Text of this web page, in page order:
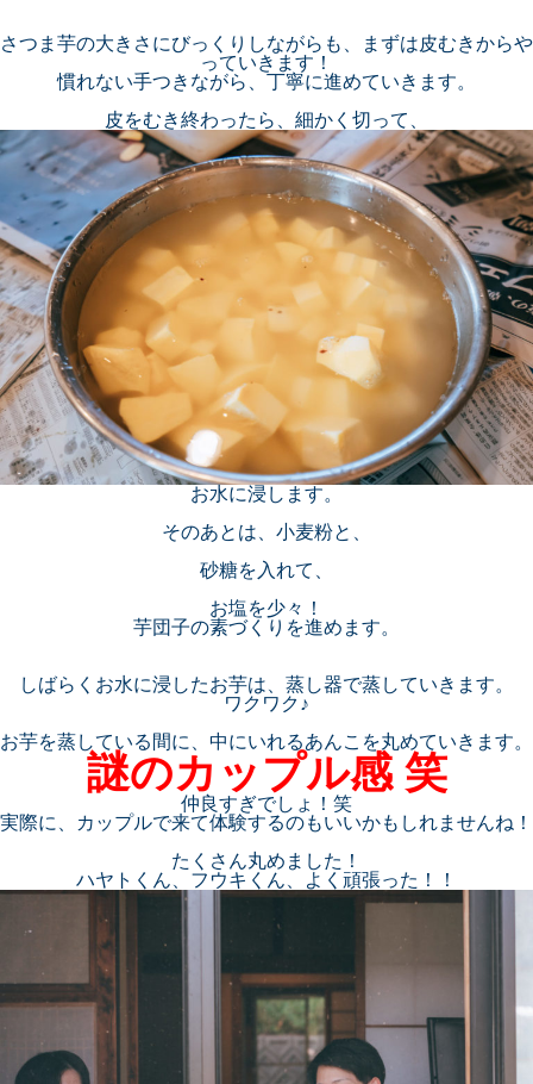
さつま芋の大きさにびっくりしながらも、まずは皮むきからや
っていきます！
慣れない手つきながら、丁寧に進めていきます。
皮をむき終わったら、細かく切って、
お水に浸します。
そのあとは、小麦粉と、
砂糖を入れて、
お塩を少々！
芋団子の素づくりを進めます。
しばらくお水に浸したお芋は、蒸し器で蒸していきます。
ワクワク♪
お芋を蒸している間に、中にいれるあんこを丸めていきます。
謎のカップル感 笑
仲良すぎでしょ！笑
実際に、カップルで来て体験するのもいいかもしれませんね！
たくさん丸めました！
ハヤトくん、フウキくん、よく頑張った！！